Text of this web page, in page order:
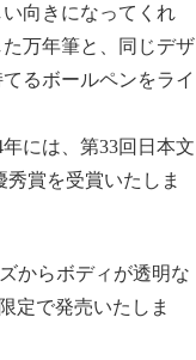
向きになってくれ
万年筆と、同じデザ
るボールペンをライ
には、第33回日本文
賞を受賞いたしま
からボディが透明な
定で発売いたしま